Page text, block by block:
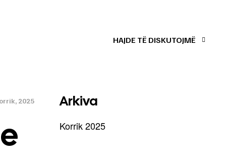
HAJDE TË DISKUTOJMË
2025 Arkiva
Korrik 2025